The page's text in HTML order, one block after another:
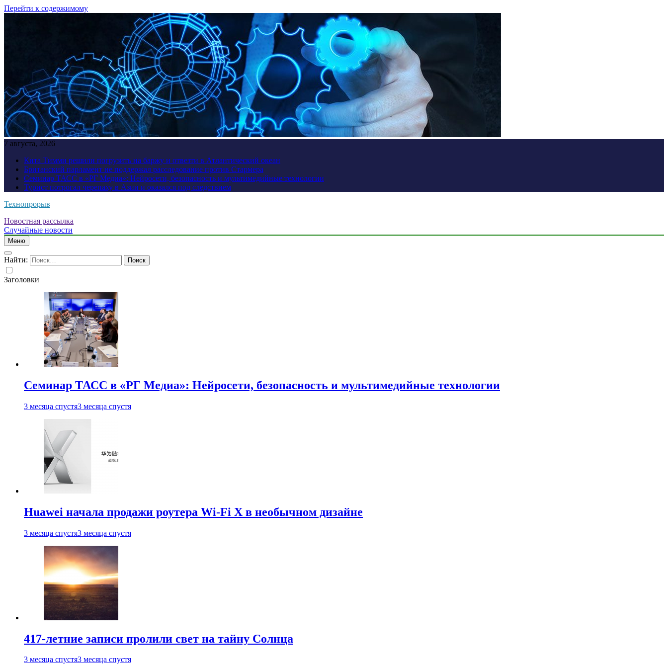
Перейти к содержимому
7 августа, 2026
Кита Тимми решили погрузить на баржу и отвезти в Атлантический океан
Британский парламент не поддержал расследование против Стармера
Семинар ТАСС в «РГ Медиа»: Нейросети, безопасность и мультимедийные технологии
Турист потрогал черепаху в Азии и оказался под следствием
Технопрорыв
Новостная рассылка
Случайные новости
Меню
Найти:
Заголовки
Семинар ТАСС в «РГ Медиа»: Нейросети, безопасность и мультимедийные технологии
3 месяца спустя3 месяца спустя
Huawei начала продажи роутера Wi-Fi X в необычном дизайне
3 месяца спустя3 месяца спустя
417-летние записи пролили свет на тайну Солнца
3 месяца спустя3 месяца спустя